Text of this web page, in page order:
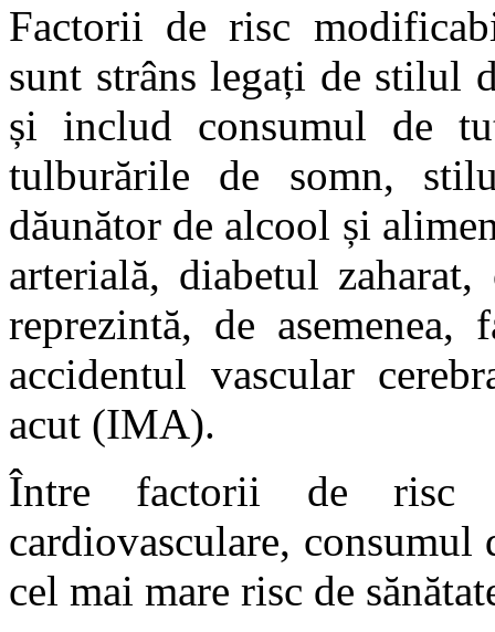
Factorii de risc
sunt strâns legați de stilul
și includ consumul de
tulburările de somn,
dăunător de alcool și
arterială, diabetul
reprezintă, de
accidentul vascular
acut (IMA).
Între factorii de risc
cardiovasculare,
cel mai mare risc de